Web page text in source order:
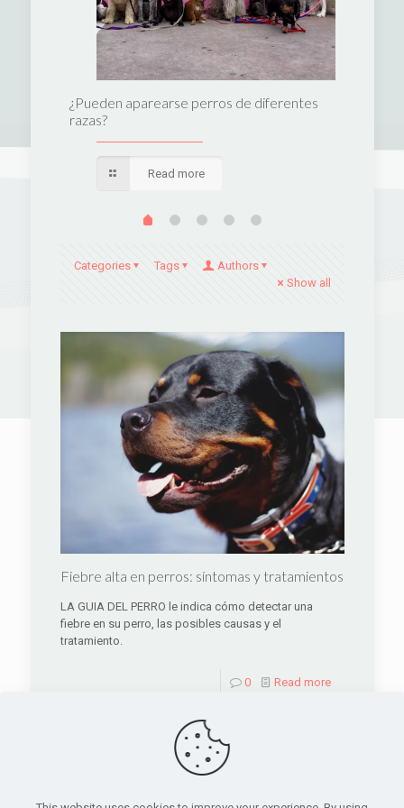
¿Pueden aparearse perros de diferentes
razas?
Read more
Categories Tags
Authors
Show all
Fiebre alta en perros: síntomas y tratamientos
LA GUIA DEL PERRO le indica cómo detectar una
fiebre en su perro, las posibles causas y el
tratamiento.
0 Read more